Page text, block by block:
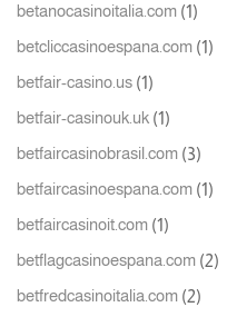
betanocasinoitalia.com (1)
betcliccasinoespana.com (1)
betfair-casino.us (1)
betfair-casinouk.uk (1)
betfaircasinobrasil.com (3)
betfaircasinoespana.com (1)
betfaircasinoit.com (1)
betflagcasinoespana.com (2)
betfredcasinoitalia.com (2)